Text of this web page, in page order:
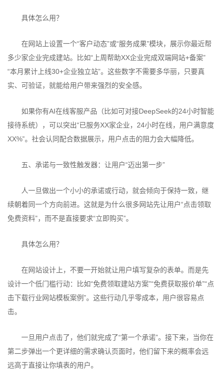
具体怎么用？
在网站上设置一个“客户动态”或“服务成果”模块，展示你最近帮
多少家企业完成建站。比如“上周帮助XX企业完成双端网站+备案”
“本月累计上线30+企业独立站”。这些数字不需要多华丽，只要真
实、可验证，就能给用户带来强烈的安全感。
如果你有AI在线客服产品（比如可对接DeepSeek的24小时智能
接待系统），可以突出“已服务XX家企业，24小时在线，用户满意度
XX%”。社会认同配合数据展示，用户点击的阻力会大幅降低。
五、承诺与一致性触发器：让用户“迈出第一步”
人一旦做出一个小小的承诺或行动，就会倾向于保持一致，继
续朝着同一个方向前进。这就是为什么很多网站先让用户“点击领取
免费资料”，而不是直接要求“立即购买”。
具体怎么用？
在网站设计上，不要一开始就让用户填写复杂的表单。而是先
设计一个低门槛行动：比如“免费领取建站方案”“免费获取报价单”“点
击下载行业网站模板案例”。这些行动几乎零成本，用户很容易点
击。
一旦用户点击了，他们就完成了“第一个承诺”。接下来，当你在
第二步弹出一个更详细的需求确认页面时，他们留下来的概率会远
远高于直接让你填表的用户。